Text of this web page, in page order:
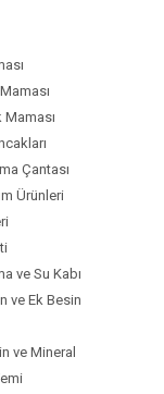
Çantası
Ürünleri
ve Su Kabı
ve Ek Besin
ve Mineral